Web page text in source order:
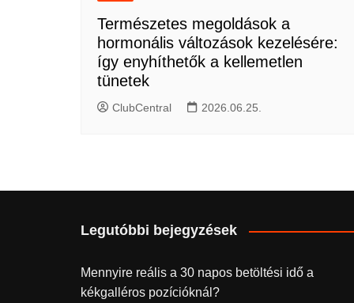
Természetes megoldások a
hormonális változások kezelésére:
így enyhíthetők a kellemetlen
tünetek
ClubCentral 2026.06.25.
Legutóbbi bejegyzések
Mennyire reális a 30 napos betöltési idő a
kékgalléros pozícióknál?